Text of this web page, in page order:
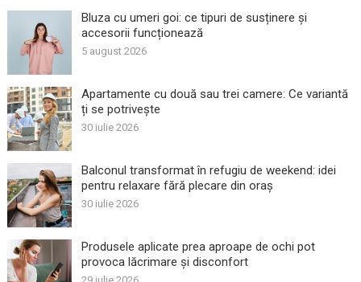
Bluza cu umeri goi: ce tipuri de susținere și
accesorii funcționează
5 august 2026
Apartamente cu două sau trei camere: Ce variantă
ți se potrivește
30 iulie 2026
Balconul transformat în refugiu de weekend: idei
pentru relaxare fără plecare din oraș
30 iulie 2026
Produsele aplicate prea aproape de ochi pot
provoca lăcrimare și disconfort